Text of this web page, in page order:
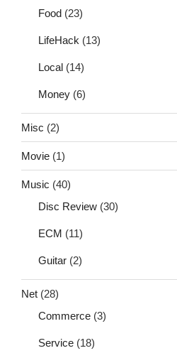
Food (23)
LifeHack (13)
Local (14)
Money (6)
Misc (2)
Movie (1)
Music (40)
Disc Review (30)
ECM (11)
Guitar (2)
Net (28)
Commerce (3)
Service (18)